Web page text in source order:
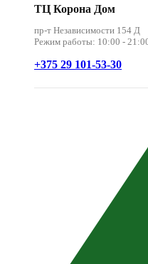
ТЦ Корона Дом
пр-т Независимости 154 Д
Режим работы: 10:00 -
+375 29 101-53-30